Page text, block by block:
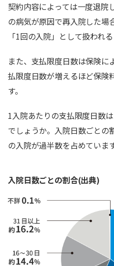
契約内容によっては一度退院
の病気が原因で再入院した場
「1回の入院」として扱われ
また、支払限度日数は保険に
払限度日数が増えるほど保険
す。
1入院あたりの支払限度日数
でしょうか。入院日数ごとの
の入院が過半数を占めています
入院日数ごとの割合(出典)